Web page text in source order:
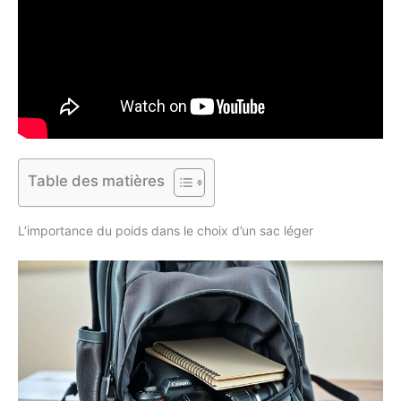
Table des matières
L’importance du poids dans le choix d’un sac léger